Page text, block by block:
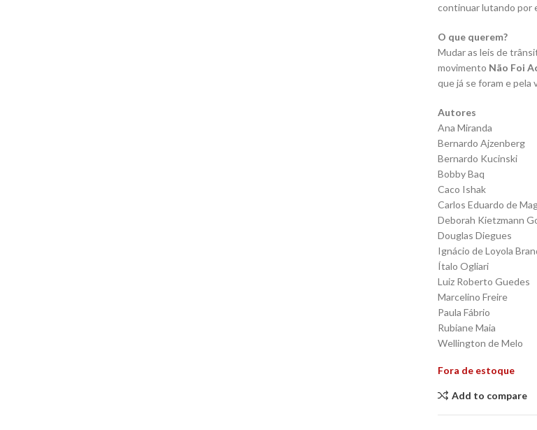
continuar lutando por
O que querem?
Mudar as leis de
movimento Não Foi
que já se foram e pela
Autores
Ana Miranda
Bernardo Ajzenberg
Bernardo Kucinski
Bobby Baq
Caco Ishak
Carlos Eduardo de
Deborah Kietzmann
Douglas Diegues
Ignácio de Loyola
Ítalo Ogliari
Luiz Roberto Guedes
Marcelino Freire
Paula Fábrio
Rubiane Maia
Wellington de Melo
Fora de estoque
Add to compare